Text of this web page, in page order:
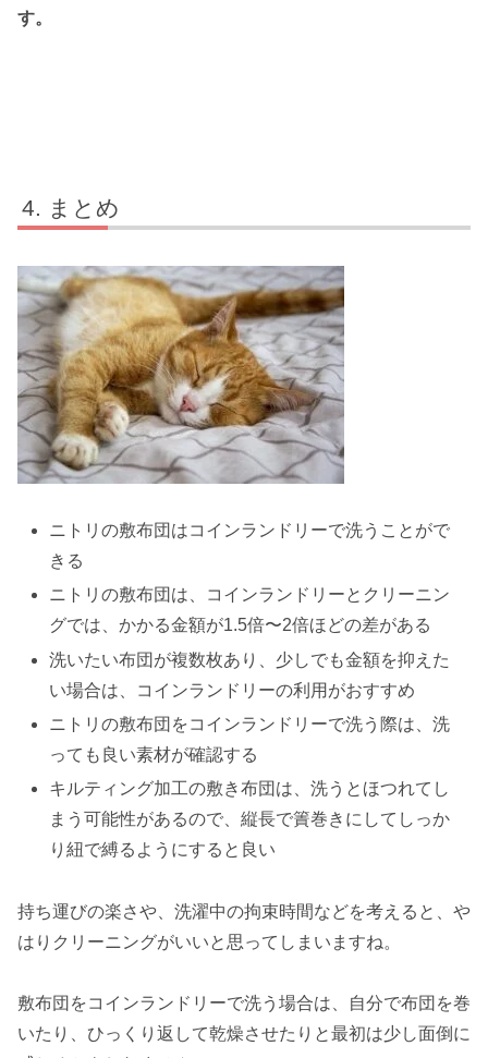
す。
まとめ
ニトリの敷布団はコインランドリーで洗うことがで
きる
ニトリの敷布団は、コインランドリーとクリーニン
グでは、かかる金額が1.5倍〜2倍ほどの差がある
洗いたい布団が複数枚あり、少しでも金額を抑えた
い場合は、コインランドリーの利用がおすすめ
ニトリの敷布団をコインランドリーで洗う際は、洗
っても良い素材が確認する
キルティング加工の敷き布団は、洗うとほつれてし
まう可能性があるので、縦長で簀巻きにしてしっか
り紐で縛るようにすると良い
持ち運びの楽さや、洗濯中の拘束時間などを考えると、や
はりクリーニングがいいと思ってしまいますね。
敷布団をコインランドリーで洗う場合は、自分で布団を巻
いたり、ひっくり返して乾燥させたりと最初は少し面倒に